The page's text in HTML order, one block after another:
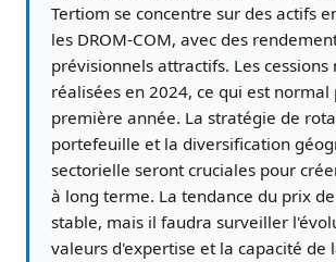
Tertiom se concentre sur des actifs
les DROM-COM, avec des
prévisionnels attractifs. Les cessions
réalisées en 2024, ce qui est normal
première année. La stratégie de
portefeuille et la diversification
sectorielle seront cruciales pour
à long terme. La tendance du prix
stable, mais il faudra surveiller
valeurs d'expertise et la capacité de